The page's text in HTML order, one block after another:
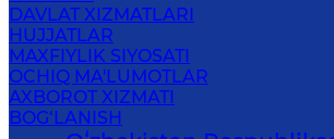
DAVLAT XIZMATLARI
HUJJATLAR
MAXFIYLIK SIYOSATI
OCHIQ MA'LUMOTLAR
AXBOROT XIZMATI
BOG‘LANISH